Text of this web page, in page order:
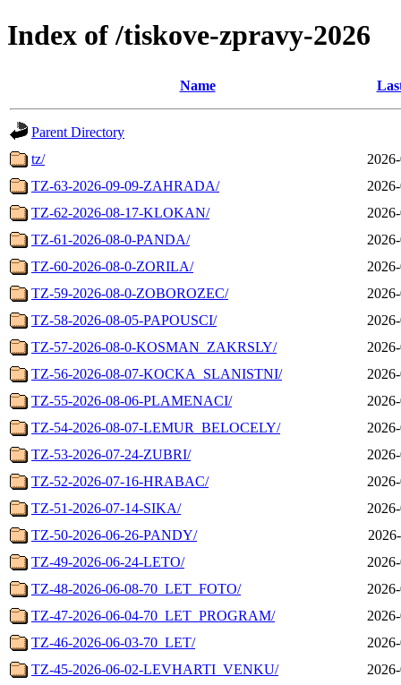
Index of /tiskove-zpravy-2026
Name
Parent Directory
tz/
TZ-63-2026-09-09-ZAHRADA/
TZ-62-2026-08-17-KLOKAN/
TZ-61-2026-08-0-PANDA/
TZ-60-2026-08-0-ZORILA/
TZ-59-2026-08-0-ZOBOROZEC/
TZ-58-2026-08-05-PAPOUSCI/
TZ-57-2026-08-0-KOSMAN_ZAKRSLY/
TZ-56-2026-08-07-KOCKA_SLANISTNI/
TZ-55-2026-08-06-PLAMENACI/
TZ-54-2026-08-07-LEMUR_BELOCELY/
TZ-53-2026-07-24-ZUBRI/
TZ-52-2026-07-16-HRABAC/
TZ-51-2026-07-14-SIKA/
TZ-50-2026-06-26-PANDY/
TZ-49-2026-06-24-LETO/
TZ-48-2026-06-08-70_LET_FOTO/
TZ-47-2026-06-04-70_LET_PROGRAM/
TZ-46-2026-06-03-70_LET/
TZ-45-2026-06-02-LEVHARTI_VENKU/